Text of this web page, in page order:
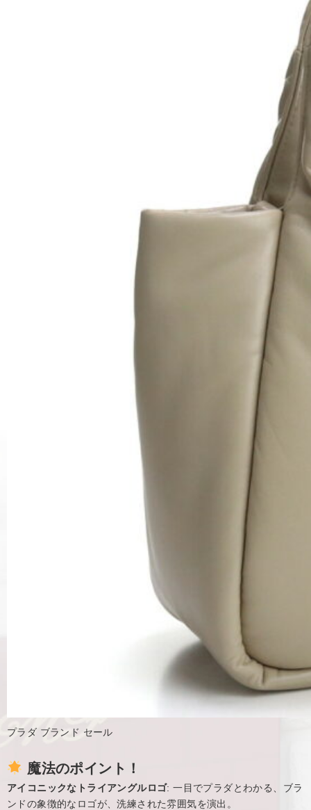
プラダ ブランド セール
魔法のポイント！
アイコニックなトライアングルロゴ: 一目でプラダとわかる、ブラ
ンドの象徴的なロゴが、洗練された雰囲気を演出。